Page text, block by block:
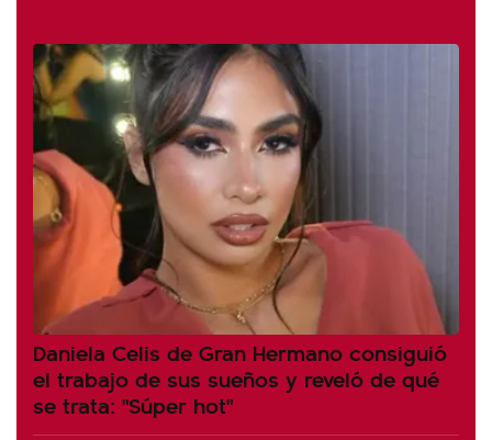
Daniela Celis de Gran Hermano consiguió
el trabajo de sus sueños y reveló de qué
se trata: "Súper hot"